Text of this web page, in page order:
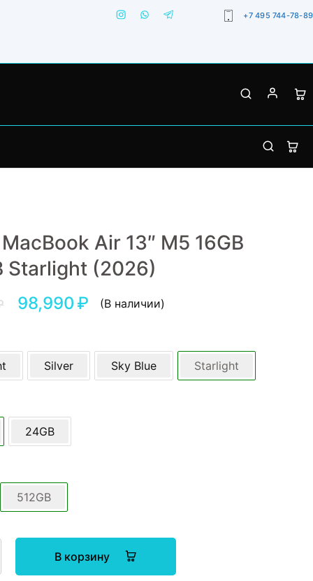
+7 495 744-78-89
Air 13″ M5 16GB
Starlight (2026)
98,990₽ (В наличии)
Silver Sky Blue Starlight
24GB
512GB
В корзину